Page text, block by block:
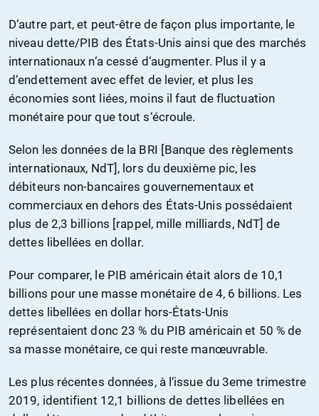
D‘autre part, et peut-être de façon plus importante, le
niveau dette/PIB des États-Unis ainsi que des marchés
internationaux n‘a cessé d‘augmenter. Plus il y a
d‘endettement avec effet de levier, et plus les
économies sont liées, moins il faut de fluctuation
monétaire pour que tout s‘écroule.
Selon les données de la BRI [Banque des règlements
internationaux, NdT], lors du deuxième pic, les
débiteurs non-bancaires gouvernementaux et
commerciaux en dehors des États-Unis possédaient
plus de 2,3 billions [rappel, mille milliards, NdT] de
dettes libellées en dollar.
Pour comparer, le PIB américain était alors de 10,1
billions pour une masse monétaire de 4, 6 billions. Les
dettes libellées en dollar hors-États-Unis
représentaient donc 23 % du PIB américain et 50 % de
sa masse monétaire, ce qui reste manœuvrable.
Les plus récentes données, à l‘issue du 3eme trimestre
2019, identifient 12,1 billions de dettes libellées en